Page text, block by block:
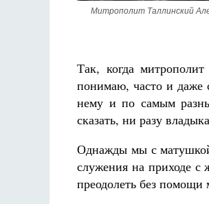
Митрополит Таллинский
Так, когда
понимаю, часто и даже
нему и по самым
сказать, ни разу
Однажды мы с
служения на приходе с
преодолеть без помощи